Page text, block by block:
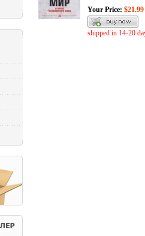
Your Price: $21.99
shipped in 14-20